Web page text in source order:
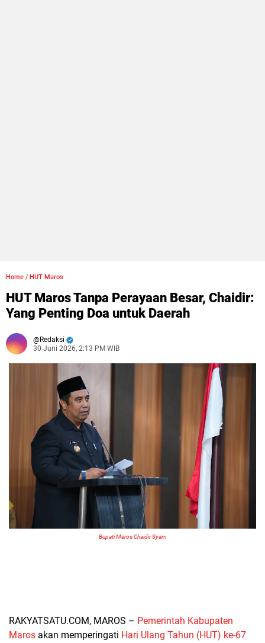
Home / HUT Maros
HUT Maros Tanpa Perayaan Besar, Chaidir:
Yang Penting Doa untuk Daerah
Redaksi
30 Juni 2026, 2:13 PM WIB
Bupati Maros Chaidir Syam
RAKYATSATU.COM, MAROS – Pemerintah Kabupaten
Maros akan memperingati Hari Ulang Tahun (HUT) ke-67